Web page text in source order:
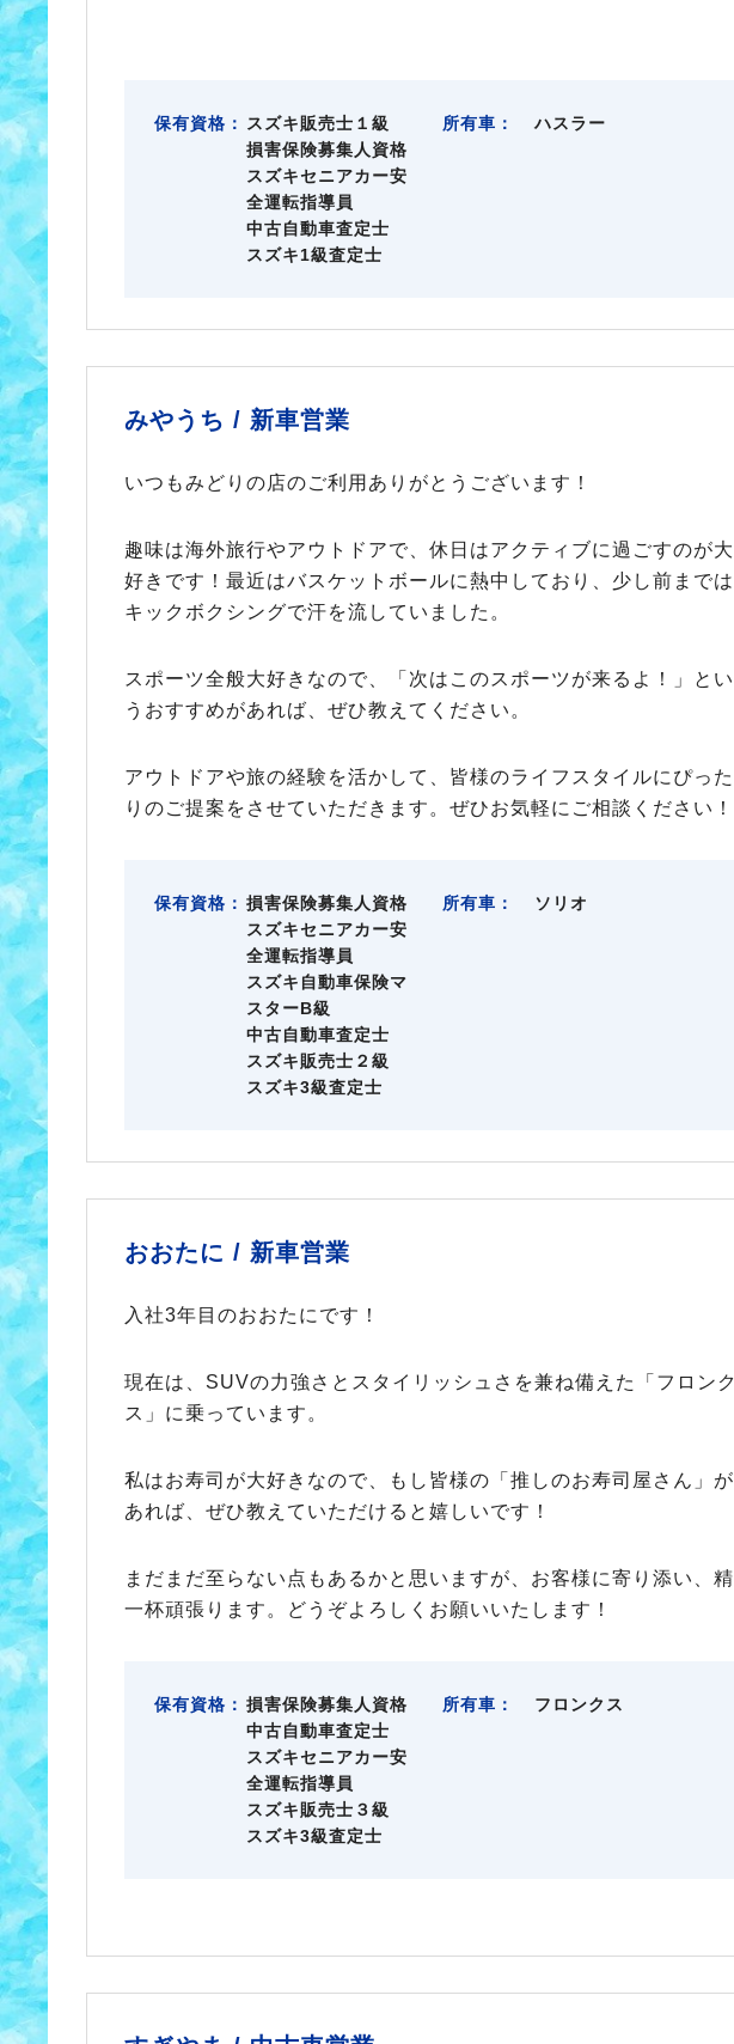
保有資格：
スズキ販売士１級
損害保険募集人資格
スズキセニアカー安
全運転指導員
中古自動車査定士
スズキ1級査定士
所有車： ハスラー
みやうち / 新車営業
いつもみどりの店のご利用ありがとうございます！
趣味は海外旅行やアウトドアで、休日はアクティブに過ごすのが大
好きです！最近はバスケットボールに熱中しており、少し前までは
キックボクシングで汗を流していました。
スポーツ全般大好きなので、「次はこのスポーツが来るよ！」とい
うおすすめがあれば、ぜひ教えてください。
アウトドアや旅の経験を活かして、皆様のライフスタイルにぴった
りのご提案をさせていただきます。ぜひお気軽にご相談ください！
保有資格： 損害保険募集人資格
スズキセニアカー安
全運転指導員
スズキ自動車保険マ
スターB級
中古自動車査定士
スズキ販売士２級
スズキ3級査定士
所有車： ソリオ
おおたに / 新車営業
入社3年目のおおたにです！
現在は、SUVの力強さとスタイリッシュさを兼ね備えた「フロンク
ス」に乗っています。
私はお寿司が大好きなので、もし皆様の「推しのお寿司屋さん」が
あれば、ぜひ教えていただけると嬉しいです！
まだまだ至らない点もあるかと思いますが、お客様に寄り添い、精
一杯頑張ります。どうぞよろしくお願いいたします！
保有資格： 損害保険募集人資格
中古自動車査定士
スズキセニアカー安
全運転指導員
スズキ販売士３級
スズキ3級査定士
所有車： フロンクス